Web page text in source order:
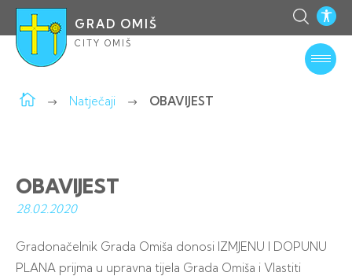
GRAD OMIŠ
CITY OMIŠ
Natječaji OBAVIJEST
OBAVIJEST
28.02.2020
Gradonačelnik Grada Omiša donosi IZMJENU I DOPUNU
PLANA prijma u upravna tijela Grada Omiša i Vlastiti